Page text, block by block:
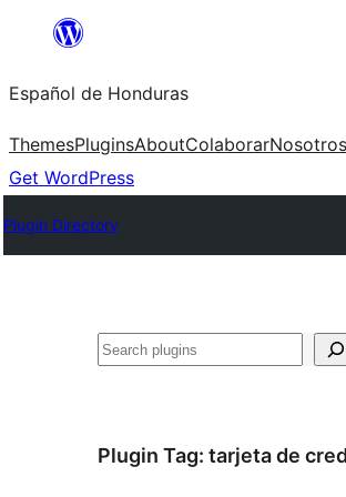
content
Español de Honduras
ThemesPluginsAboutColaborarNosotros
Get WordPress
Plugin Directory
Search
Plugin Tag: tarjeta de